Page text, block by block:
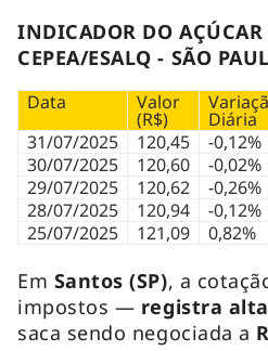
INDICADOR DO
CEPEA/ESALQ - SÃO
Data Valor
(R$) Diária
31/07/2025
120,45 -0,12%
30/07/2025
120,60 -0,02%
29/07/2025
120,62 -0,26%
28/07/2025
120,94 -0,12%
25/07/2025
121,09 0,82%
Em Santos (SP), a
impostos — registra alta
saca sendo negociada a